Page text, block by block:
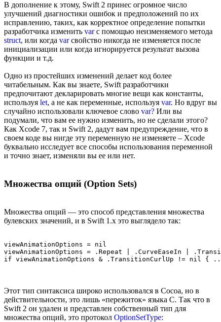
В дополнение к этому, Swift 2 принес огромное число
улучшений диагностики ошибок и предположений по их
исправлению, таких, как корректное определение попытки
разработчика изменить varс помощью неизменяемого метода
struct, или когда varсвойство никогда не изменяется после
инициализации или когда игнорируется результат вызова
функции и т.д.
Одно из простейших изменений делает код более
читабельным. Как вы знаете, Swift разработчики
предпочитают декларировать многие вещи как константы,
используя let, а не как переменные, используя var. Но вдруг вы
случайно использовали ключевое слово var? Или вы
подумали, что вам ее нужно изменить, но не сделали этого?
Как Xcode 7, так и Swift 2, дадут вам предупреждение, что в
своем коде вы нигде эту переменную не изменяете – Xcode
буквально исследует все способы использования переменной
и точно знает, изменяли вы ее или нет.
Множества опций (Option Sets)
Множества опций — это способ представления множества
булевских значений, и в Swift 1.x это выглядело так:
viewAnimationOptions = nil
viewAnimationOptions = .Repeat | .CurveEaseIn |
Этот тип синтаксиса широко использовался в Cocoa, но в
действительности, это лишь «пережиток» языка C. Так что в
Swift 2 он удален и представлен собственный тип для
множества опций, это протокол OptionSetType: